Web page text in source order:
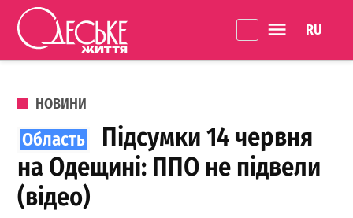
Перейти до вмісту
Життя
ОПУБЛІКОВАНО В
НОВИНИ
Підсумки 14 червня
на Одещині: ППО не підвели
(відео)